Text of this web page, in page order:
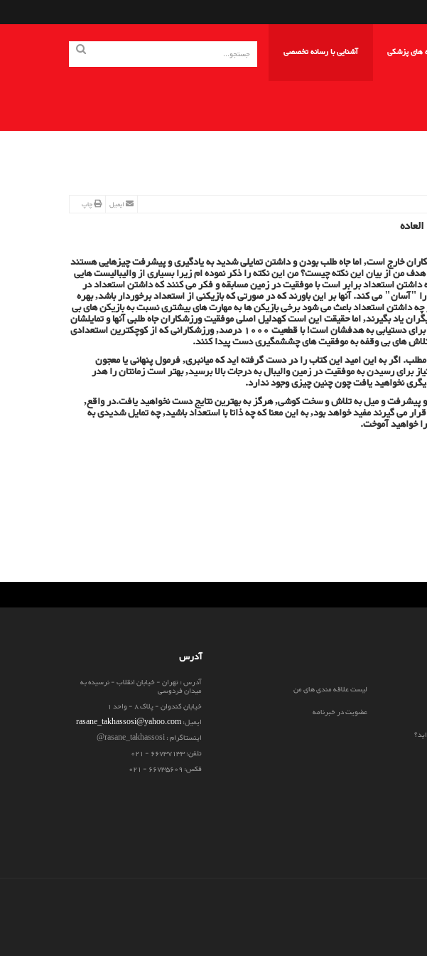
های پزشکی آشنایی با رسانه تخصصی
چاپ ایمیل
خارج است, اما جاه طلب بودن و داشتن تمایلی شدید به یادگیری و پیشرفت چیزهایی هستند
هدف من از بیان این نکته چیست؟ من این نکته را ذکر نموده ام زیرا بسیاری از والیبالیست هایی
داشتن استعداد برابر است با موفقیت در زمین مسابقه و فکر می کنند که داشتن استعداد در
می کند. آنها بر این باورند که در صورتی که بازیکنی از استعداد برخوردار باشد, بهره
داشتن استعداد باعث می شود برخی بازیکن ها به مهارت های بیشتری نسبت به بازیکن های بی
یاد بگیرند, اما حقیقت این است کهدلیل اصلی موفقیت ورزشکاران جاه طلبی آنها و تمایلشان
به یادگیری پیشرفت و عملی کردن تئوری ها و تلاش بسیار برای دستیابی به هدفشان است! با قطعیت 1000 درصد, ورزشکارانی که از کوچکترین استعدادی
تلاش های بی وقفه به موفقیت های چششمگیری دست پیدا کنند.
مطلب. اگر به این امید این کتاب را در دست گرفته اید که میانبری, فرمول پنهانی یا معجون
برای رسیدن به موفقیت در زمین والیبال به درجات بالا برسید, بهتر است زمانتان را هدر
نخواهید یافت چون چنین چیزی وجود ندارد.
و میل به تلاش و سخت کوشی, هرگز به بهترین نتایج دست نخواهید یافت.در واقع,
می گیرند مفید خواهد بود, به این معنا که چه ذاتا با استعداد باشید, چه تمایل شدیدی به
خواهید آموخت.
لیست علاقه مندی های من
عضویت در خبرنامه
آدرس
آدرس : تهران - خیابان انقلاب - نرسیده به
میدان فردوسی
خیابان کندوان - پلاک 8 - واحد 1
ایمیل:rasane_takhassosi@yahoo.com
اینستاگرام : rasane_takhassosi@
تلفن: 66737133 - 021
فکس: 66735609 - 021